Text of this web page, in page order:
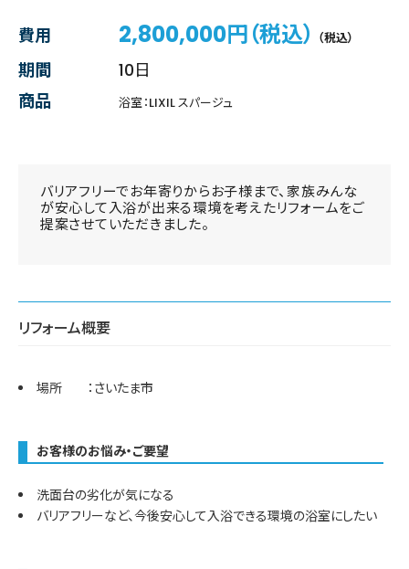
費用 2,800,000円（税込） （税込）
期間
10日
商品
浴室：LIXIL スパージュ
バリアフリーでお年寄りからお子様まで、家族みんな
が安心して入浴が出来る環境を考えたリフォームをご
提案させていただきました。
リフォーム概要
場所 ：さいたま市
お客様のお悩み・ご要望
洗面台の劣化が気になる
バリアフリーなど、今後安心して入浴できる環境の浴室にしたい